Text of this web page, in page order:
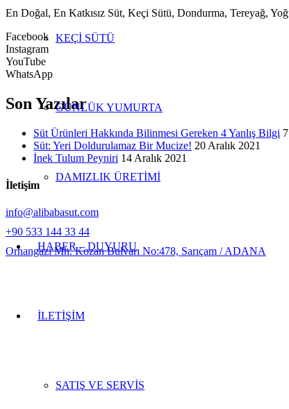
KEÇİ SÜTÜ
GÜNLÜK YUMURTA
DAMIZLIK ÜRETİMİ
HABER – DUYURU
İLETİŞİM
SATIŞ VE SERVİS
En Doğal, En Katkısız Süt, Keçi Sütü, Dondurma, Tereyağ,
Facebook
Instagram
YouTube
WhatsApp
Son Yazılar
Süt Ürünleri Hakkında Bilinmesi Gereken 4 Yanlış Bilgi
Süt: Yeri Doldurulamaz Bir Mucize! 20 Aralık 2021
İnek Tulum Peyniri 14 Aralık 2021
İletişim
info@alibabasut.com
+90 533 144 33 44
Orhangazi Mh. Kozan Bulvarı No:478, Sarıçam / ADANA